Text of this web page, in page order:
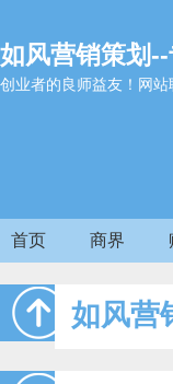
如风营销策划
创业者的良师益友！网
首页 商界
如风营